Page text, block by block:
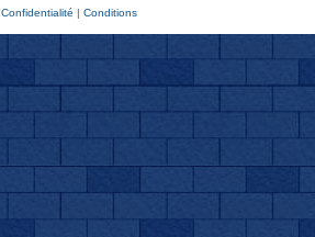
Confidentialité | Conditions